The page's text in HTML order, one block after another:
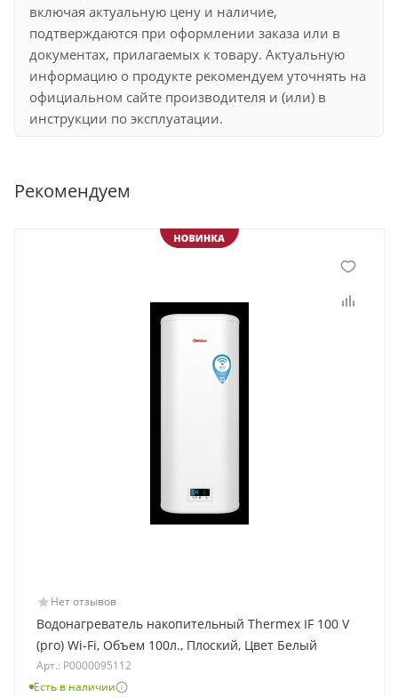
включая актуальную цену и наличие,
подтверждаются при оформлении заказа или в
документах, прилагаемых к товару. Актуальную
информацию о продукте рекомендуем уточнять на
официальном сайте производителя и (или) в
инструкции по эксплуатации.
Рекомендуем
Нет отзывов
Водонагреватель накопительный Thermex IF 100 V
(pro) Wi-Fi, Объем 100л., Плоский, Цвет Белый
Арт.: Р0000095112
Есть в наличии